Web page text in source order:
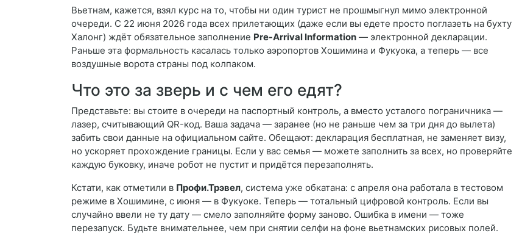
Вьетнам, кажется, взял курс на то, чтобы ни один турист не прошмыгнул мимо электронной
очереди. С 22 июня 2026 года всех прилетающих (даже если вы едете просто поглазеть на бухту
Халонг) ждёт обязательное заполнение Pre-Arrival Information — электронной декларации.
Раньше эта формальность касалась только аэропортов Хошимина и Фукуока, а теперь — все
воздушные ворота страны под колпаком.
Что это за зверь и с чем его едят?
Представьте: вы стоите в очереди на паспортный контроль, а вместо усталого пограничника —
лазер, считывающий QR-код. Ваша задача — заранее (но не раньше чем за три дня до вылета)
забить свои данные на официальном сайте. Обещают: декларация бесплатная, не заменяет визу,
но ускоряет прохождение границы. Если у вас семья — можете заполнить за всех, но проверяйте
каждую буковку, иначе робот не пустит и придётся перезаполнять.
Кстати, как отметили в Профи.Трэвел, система уже обкатана: с апреля она работала в тестовом
режиме в Хошимине, с июня — в Фукуоке. Теперь — тотальный цифровой контроль. Если вы
случайно ввели не ту дату — смело заполняйте форму заново. Ошибка в имени — тоже
перезапуск. Будьте внимательнее, чем при снятии селфи на фоне вьетнамских рисовых полей.